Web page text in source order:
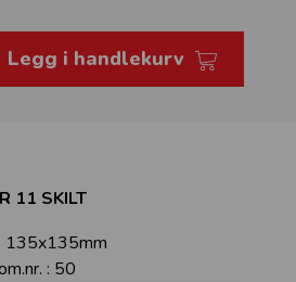
Legg i handlekurv
11 SKILT
135x135mm
: 50